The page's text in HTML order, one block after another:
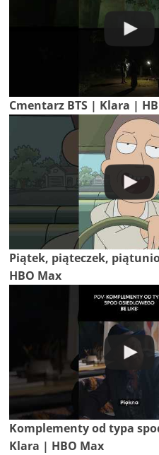
Cmentarz BTS | Klara |
Piątek, piąteczek,
HBO Max
Komplementy od typa
Klara | HBO Max